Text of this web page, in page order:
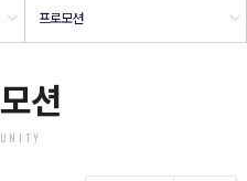
프로모션
션